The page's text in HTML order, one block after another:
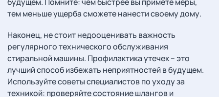
тем меньше ущерба сможете нанести своему дому.
Наконец, не стоит недооценивать важность
регулярного технического обслуживания
стиральной машины. Профилактика утечек – это
лучший способ избежать неприятностей в будущем.
Используйте советы специалистов по уходу за
техникой: проверяйте состояние шлангов и